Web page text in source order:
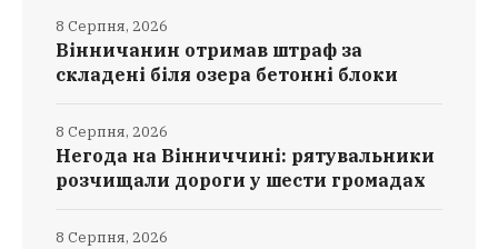
Вінничанин отримав штраф за
складені біля озера бетонні блоки
8 Серпня, 2026
Негода на Вінниччині: рятувальники
розчищали дороги у шести громадах
8 Серпня, 2026
8 Серпня, 2026